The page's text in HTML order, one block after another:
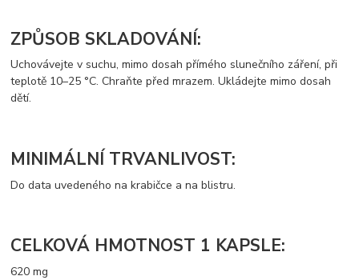
ZPŮSOB SKLADOVÁNÍ:
Uchovávejte v suchu, mimo dosah přímého slunečního záření, při
teplotě 10–25 °C. Chraňte před mrazem. Ukládejte mimo dosah
dětí.
MINIMÁLNÍ TRVANLIVOST:
Do data uvedeného na krabičce a na blistru.
CELKOVÁ HMOTNOST 1 KAPSLE:
620 mg